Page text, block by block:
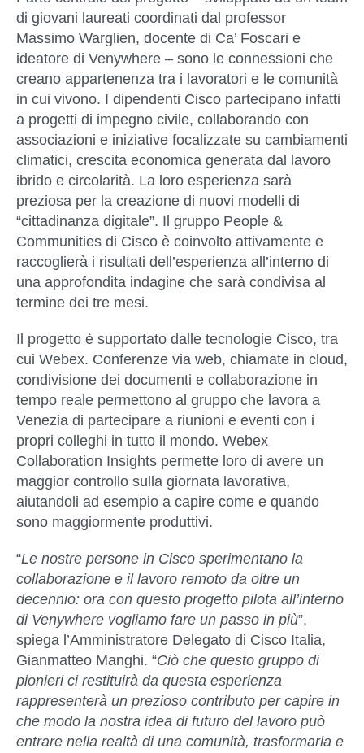
di giovani laureati coordinati dal professor
Massimo Warglien, docente di Ca’ Foscari e
ideatore di Venywhere – sono le connessioni che
creano appartenenza tra i lavoratori e le comunità
in cui vivono. I dipendenti Cisco partecipano infatti
a progetti di impegno civile, collaborando con
associazioni e iniziative focalizzate su cambiamenti
climatici, crescita economica generata dal lavoro
ibrido e circolarità. La loro esperienza sarà
preziosa per la creazione di nuovi modelli di
“cittadinanza digitale”. Il gruppo People &
Communities di Cisco è coinvolto attivamente e
raccoglierà i risultati dell’esperienza all’interno di
una approfondita indagine che sarà condivisa al
termine dei tre mesi.
Il progetto è supportato dalle tecnologie Cisco, tra
cui Webex. Conferenze via web, chiamate in cloud,
condivisione dei documenti e collaborazione in
tempo reale permettono al gruppo che lavora a
Venezia di partecipare a riunioni e eventi con i
propri colleghi in tutto il mondo. Webex
Collaboration Insights permette loro di avere un
maggior controllo sulla giornata lavorativa,
aiutandoli ad esempio a capire come e quando
sono maggiormente produttivi.
“Le nostre persone in Cisco sperimentano la
collaborazione e il lavoro remoto da oltre un
decennio: ora con questo progetto pilota all’interno
di Venywhere vogliamo fare un passo in più”,
spiega ’Amministratore Delegato di Cisco Italia,
Gianmatteo Manghi. “Ciò che questo gruppo di
pionieri ci restituirà da questa esperienza
rappresenterà un prezioso contributo per capire in
che modo la nostra idea di futuro del lavoro può
entrare nella realtà di una comunità, trasformarla e